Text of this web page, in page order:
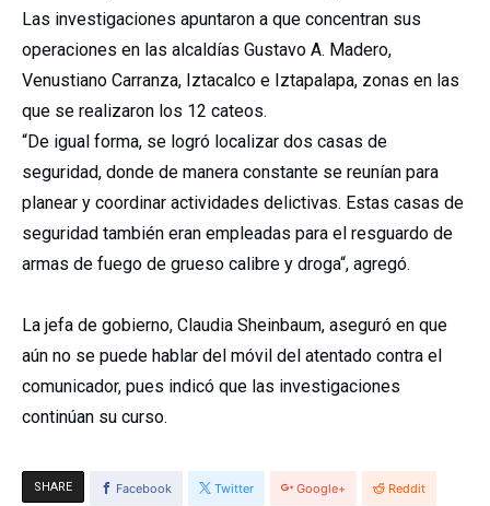
Las investigaciones apuntaron a que concentran sus
operaciones en las alcaldías Gustavo A. Madero,
Venustiano Carranza, Iztacalco e Iztapalapa, zonas en las
que se realizaron los 12 cateos.
“De igual forma, se logró localizar dos casas de
seguridad, donde de manera constante se reunían para
planear y coordinar actividades delictivas. Estas casas de
seguridad también eran empleadas para el resguardo de
armas de fuego de grueso calibre y droga“, agregó.
La jefa de gobierno, Claudia Sheinbaum, aseguró en que
aún no se puede hablar del móvil del atentado contra el
comunicador, pues indicó que las investigaciones
continúan su curso.
SHARE Facebook Twitter Google+ Reddit